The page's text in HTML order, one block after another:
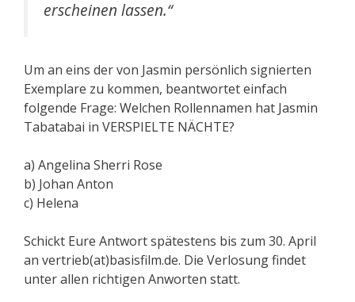
erscheinen lassen.“
Um an eins der von Jasmin persönlich signierten
Exemplare zu kommen, beantwortet einfach
folgende Frage: Welchen Rollennamen hat Jasmin
Tabatabai in VERSPIELTE NÄCHTE?
a) Angelina Sherri Rose
b) Johan Anton
c) Helena
Schickt Eure Antwort spätestens bis zum 30. April
an vertrieb(at)basisfilm.de. Die Verlosung findet
unter allen richtigen Anworten statt.